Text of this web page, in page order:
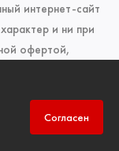
Согласен
интернет-сайт
и ни при
офертой,
подробной
товаров и
отдела